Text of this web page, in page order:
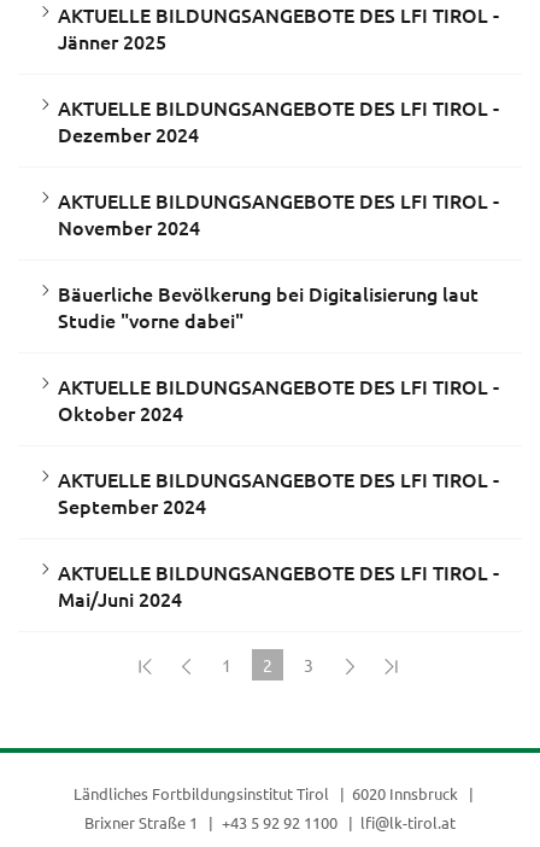
AKTUELLE BILDUNGSANGEBOTE DES LFI TIROL -
Jänner 2025
AKTUELLE BILDUNGSANGEBOTE DES LFI TIROL -
Dezember 2024
AKTUELLE BILDUNGSANGEBOTE DES LFI TIROL -
November 2024
Bäuerliche Bevölkerung bei Digitalisierung laut
Studie "vorne dabei"
AKTUELLE BILDUNGSANGEBOTE DES LFI TIROL -
Oktober 2024
AKTUELLE BILDUNGSANGEBOTE DES LFI TIROL -
September 2024
AKTUELLE BILDUNGSANGEBOTE DES LFI TIROL -
Mai/Juni 2024
1
2
3
Ländliches Fortbildungsinstitut Tirol
6020 Innsbruck
Brixner Straße 1
+43 5 92 92 1100 lfi@lk-tirol.at